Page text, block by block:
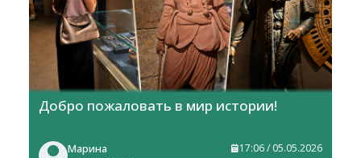
Добро пожаловать в мир истории!
Марина
17:06 / 05.05.2026